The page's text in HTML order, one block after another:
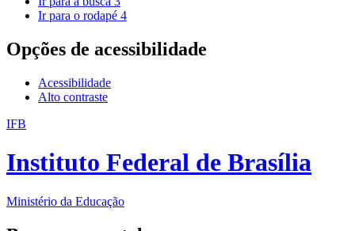
Ir para o rodapé 4
Opções de acessibilidade
Acessibilidade
Alto contraste
IFB
Instituto Federal de Brasília
Ministério da Educação